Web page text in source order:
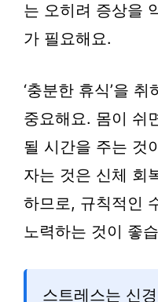
는 오히려 증상을
가 필요해요.
‘충분한 휴식’을
중요해요. 몸이 쉬
될 시간을 주는 것
자는 것은 신체 회
하므로, 규칙적인
노력하는 것이 좋
스트레스는 신